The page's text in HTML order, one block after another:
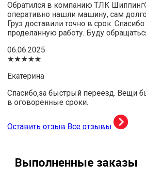
Обратился в компанию ТЛК
оперативно нашли машину, сам
Груз доставили точно в срок.
проделанную работу. Буду
06.06.2025
★★★★★
Екатерина
Спасибо,за быстрый переезд. Вещи
в оговоренные сроки.
Оставить отзыв Все отзывы
Выполненные заказы